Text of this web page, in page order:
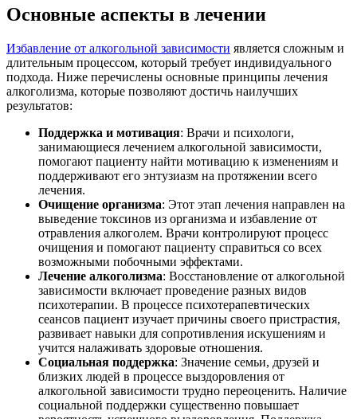
Основные аспекты в лечении
Избавление от алкогольной зависимости является сложным и
длительным процессом, который требует индивидуального
подхода. Ниже перечислены основные принципы лечения
алкоголизма, которые позволяют достичь наилучших
результатов:
Поддержка и мотивация: Врачи и психологи,
занимающиеся лечением алкогольной зависимости,
помогают пациенту найти мотивацию к изменениям и
поддерживают его энтузиазм на протяжении всего
лечения.
Очищение организма: Этот этап лечения направлен на
выведение токсинов из организма и избавление от
отравления алкоголем. Врачи контролируют процесс
очищения и помогают пациенту справиться со всех
возможными побочными эффектами.
Лечение алкоголизма: Восстановление от алкогольной
зависимости включает проведение разных видов
психотерапии. В процессе психотерапевтических
сеансов пациент изучает причины своего пристрастия,
развивает навыки для сопротивления искушениям и
учится налаживать здоровые отношения.
Социальная поддержка: Значение семьи, друзей и
близких людей в процессе выздоровления от
алкогольной зависимости трудно переоценить. Наличие
социальной поддержки существенно повышает